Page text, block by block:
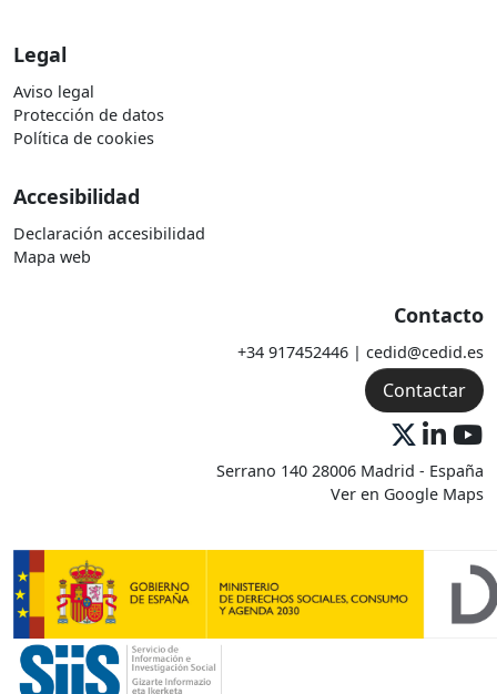
Legal
Aviso legal
Protección de datos
Política de cookies
Accesibilidad
Declaración accesibilidad
Mapa web
Contacto
+34 917452446 | cedid@cedid.es
Contactar
Serrano 140 28006 Madrid - España
Ver en Google Maps